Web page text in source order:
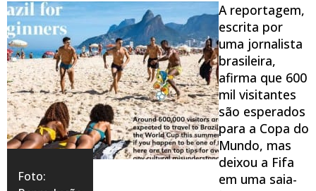
Foto:
A reportagem,
escrita por
uma jornalista
brasileira,
afirma que 600
mil visitantes
são esperados
para a Copa do
Mundo, mas
deixou a Fifa
em uma saia-